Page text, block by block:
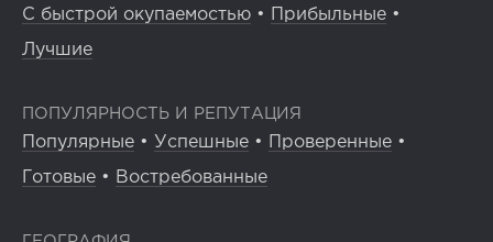
С быстрой окупаемостью • Прибыльные •
Лучшие
ПОПУЛЯРНОСТЬ И РЕПУТАЦИЯ
Популярные • Успешные • Проверенные •
Готовые • Востребованные